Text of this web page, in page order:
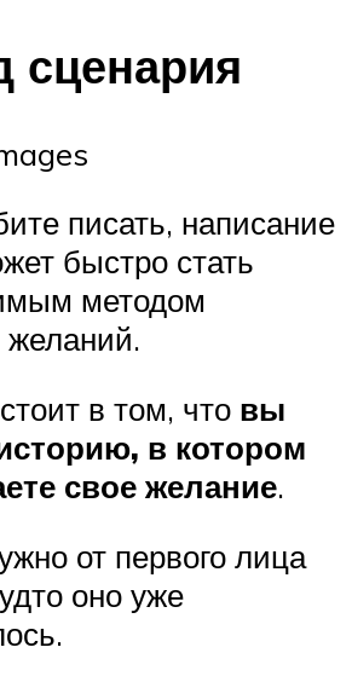
сценария
писать, написание
быстро стать
методом
в том, что вы
в котором
свое желание.
от первого лица
оно уже